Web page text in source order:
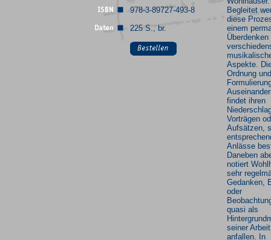
978-3-89727-493-8
225 S., br.
Begleitet
diese
einem
Überdenken
Aspekte.
Ordnung und
findet ihren
Vorträgen
Aufsätzen,
Anlässe
Daneben
notiert
sehr
Gedanken,
oder
quasi als
seiner Arbeit
anfallen. In